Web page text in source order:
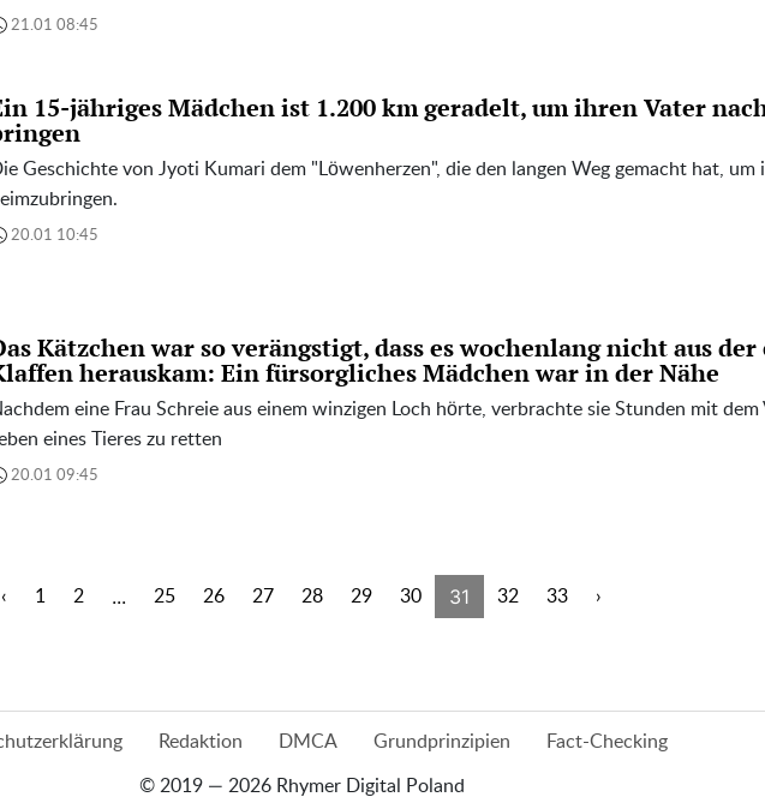
21.01 08:45
15-jähriges Mädchen ist 1.200 km geradelt, um ihren Vater
Geschichte von Jyoti Kumari dem "Löwenherzen", die den langen Weg gemacht hat, um
20.01 10:45
Kätzchen war so verängstigt, dass es wochenlang nicht aus der
herauskam: Ein fürsorgliches Mädchen war in der Nähe
eine Frau Schreie aus einem winzigen Loch hörte, verbrachte sie Stunden mit dem
eines Tieres zu retten
20.01 09:45
‹ 1 2 ... 25 26 27 28 29 30 31 32 33 ›
Redaktion DMCA Grundprinzipien Fact-Checking
© 2019 — 2026 Rhymer Digital Poland